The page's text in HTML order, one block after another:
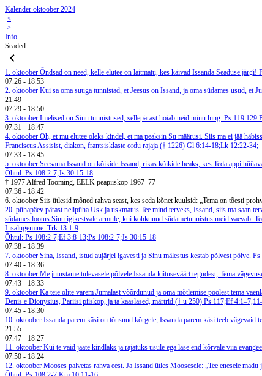
Kalender oktoober 2024
<
>
Info
Seaded
1. oktoober Õndsad on need, kelle elutee on laitmatu, kes käivad Issanda Seaduse järgi!
07.26 - 18.53
2. oktoober Kui sa oma suuga tunnistad, et Jeesus on Issand, ja oma südames usud, et
21.49
07.29 - 18.50
3. oktoober Imelised on Sinu tunnistused, sellepärast hoiab neid minu hing. Ps 119:129
07.31 - 18.47
4. oktoober Oh, et mu elutee oleks kindel, et ma peaksin Su määrusi. Siis ma ei jää
Franciscus Assisist, diakon, frantsisklaste ordu rajaja († 1226) Gl 6:14-18;Lk 12:22-34;
07.33 - 18.45
5. oktoober Seesama Issand on kõikide Issand, rikas kõikide heaks, kes Teda appi
Õhtul: Ps 108:2-7;Js 30:15-18
† 1977 Alfred Tooming, EELK peapiiskop 1967–77
07.36 - 18.42
6. oktoober Siis ütlesid mõned rahva seast, kes seda kõnet kuulsid: „Tema on tõesti
20. pühapäev pärast nelipüha Usk ja uskmatus Tee mind terveks, Issand, siis ma saan
südames lootus Sinu igikestvale armule, kui kohkunud südametunnistus meid vaevab.
Lisalugemine: Trk 13:1-9
Õhtul: Ps 108:2-7;Ef 3:8-13;Ps 108:2-7;Js 30:15-18
07.38 - 18.39
7. oktoober Sina, Issand, istud aujärjel igavesti ja Sinu mälestus kestab põlvest põlve.
07.40 - 18.36
8. oktoober Me jutustame tulevasele põlvele Issanda kiituseväärt tegudest, Tema
07.43 - 18.33
9. oktoober Ka teie olite varem Jumalast võõrdunud ja oma mõtlemise poolest tema
Denis e Dionysius, Pariisi piiskop, ja ta kaaslased, märtrid († u 250) Ps 117;Ef
07.45 - 18.30
10. oktoober Issanda parem käsi on tõusnud kõrgele, Issanda parem käsi teeb vägevaid
21.55
07.47 - 18.27
11. oktoober Kui te vaid jääte kindlaks ja rajatuks usule ega lase end kõrvale viia
07.50 - 18.24
12. oktoober Mooses palvetas rahva eest. Ja Issand ütles Moosesele: „Tee enesele